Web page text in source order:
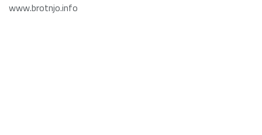
www.brotnjo.info